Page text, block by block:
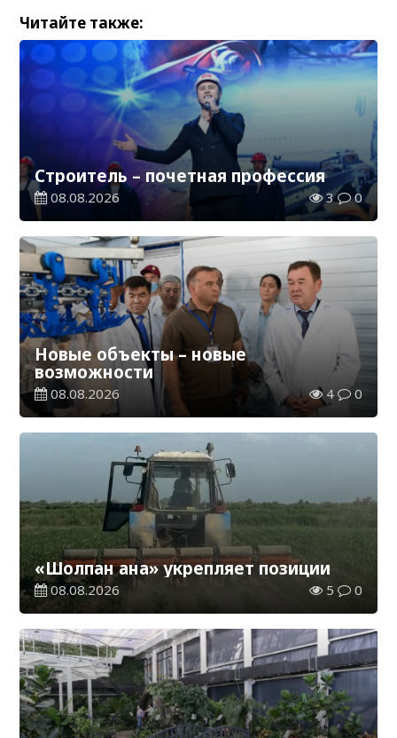
Читайте также:
Строитель – почетная профессия
08.08.2026 3 0
Новые объекты – новые
возможности
08.08.2026 4 0
«Шолпан ана» укрепляет позиции
08.08.2026 5 0